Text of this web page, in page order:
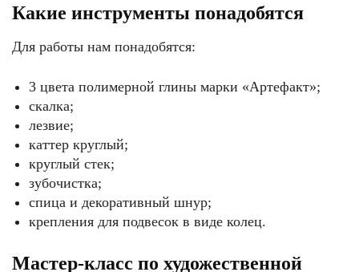
Какие инструменты понадобятся
Для работы нам понадобятся:
3 цвета полимерной глины марки «Артефакт»;
скалка;
лезвие;
каттер круглый;
круглый стек;
зубочистка;
спица и декоративный шнур;
крепления для подвесок в виде колец.
Мастер-класс по художественной